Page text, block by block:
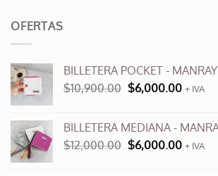
OFERTAS
BILLETERA POCKET -
$10,900.00 El
era:
$10,900.00.
$6,000.00El
es:
+ IVA
BILLETERA MEDIANA -
$12,000.00 El
$6,000.00El+ IVA